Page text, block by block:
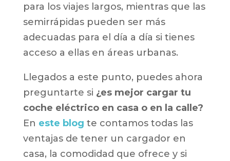
para los viajes largos, mientras que las
semirrápidas pueden ser más
adecuadas para el día a día si tienes
acceso a ellas en áreas urbanas.
Llegados a este punto, puedes ahora
preguntarte si ¿es mejor cargar tu
coche eléctrico en casa o en la calle?
En este blog te contamos todas las
ventajas de tener un cargador en
casa, la comodidad que ofrece y si